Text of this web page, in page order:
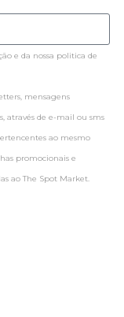
e da nossa politica de
mensagens
através de e-mail ou sms
ao mesmo
promocionais e
ao The Spot Market.